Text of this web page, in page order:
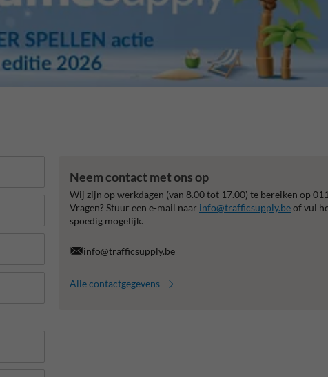
Neem contact met ons op
Wij zijn op werkdagen (van 8.00 tot 17.00) te bereiken op
Vragen? Stuur een e-mail naar info@trafficsupply.beof vul
spoedig mogelijk.
info@trafficsupply.be
Alle contactgegevens